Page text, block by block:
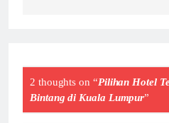
2 thoughts on “Pilihan Hotel
Bintang di Kuala Lumpur”